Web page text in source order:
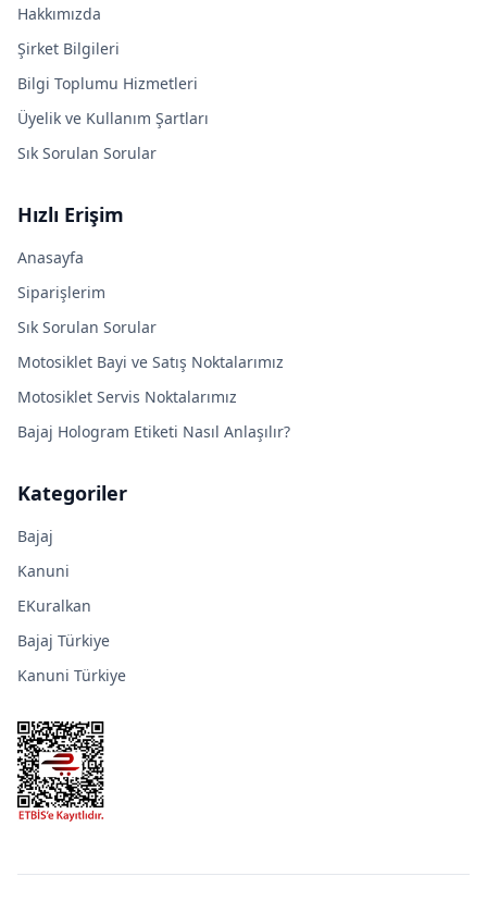
Hakkımızda
Şirket Bilgileri
Bilgi Toplumu Hizmetleri
Üyelik ve Kullanım Şartları
Sık Sorulan Sorular
Hızlı Erişim
Anasayfa
Siparişlerim
Sık Sorulan Sorular
Motosiklet Bayi ve Satış Noktalarımız
Motosiklet Servis Noktalarımız
Bajaj Hologram Etiketi Nasıl Anlaşılır?
Kategoriler
Bajaj
Kanuni
EKuralkan
Bajaj Türkiye
Kanuni Türkiye